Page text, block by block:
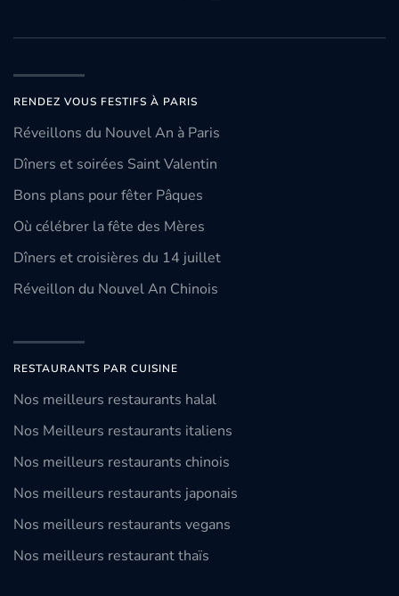
RENDEZ VOUS FESTIFS À PARIS
Réveillons du Nouvel An à Paris
Dîners et soirées Saint Valentin
Bons plans pour fêter Pâques
Où célébrer la fête des Mères
Dîners et croisières du 14 juillet
Réveillon du Nouvel An Chinois
RESTAURANTS PAR CUISINE
Nos meilleurs restaurants halal
Nos Meilleurs restaurants italiens
Nos meilleurs restaurants chinois
Nos meilleurs restaurants japonais
Nos meilleurs restaurants vegans
Nos meilleurs restaurant thaïs